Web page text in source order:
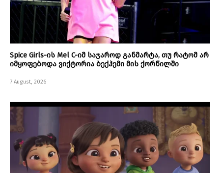
Spice Girls-ის Mel C-იმ საჯაროდ განმარტა, თუ რატომ არ
იმყოფებოდა ვიქტორია ბექჰემი მის ქორწილში
7 August, 2026